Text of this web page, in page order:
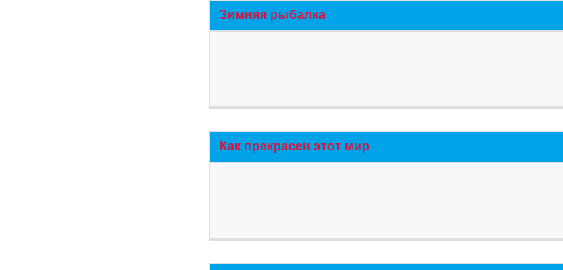
Зимняя рыбалка
Как прекрасен этот мир